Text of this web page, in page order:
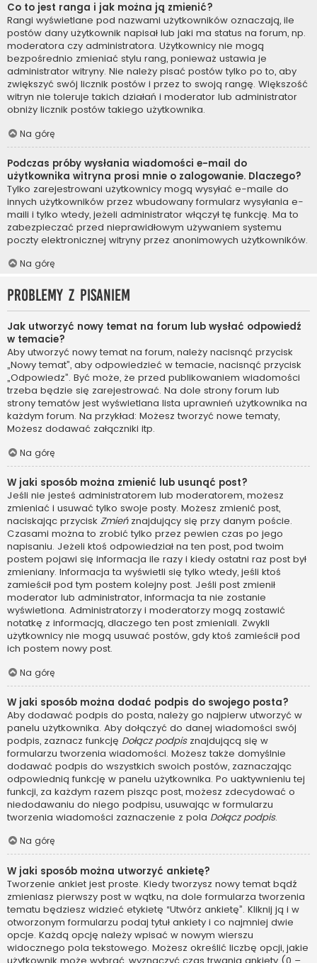
Co to jest ranga i jak można ją zmienić?
Rangi wyświetlane pod nazwami użytkowników oznaczają, ile
postów dany użytkownik napisał lub jaki ma status na forum, np.
moderatora czy administratora. Użytkownicy nie mogą
bezpośrednio zmieniać stylu rang, ponieważ ustawia je
administrator witryny. Nie należy pisać postów tylko po to, aby
zwiększyć swój licznik postów i przez to swoją rangę. Większość
witryn nie toleruje takich działań i moderator lub administrator
obniży licznik postów takiego użytkownika.
Na górę
Podczas próby wysłania wiadomości e-mail do
użytkownika witryna prosi mnie o zalogowanie. Dlaczego?
Tylko zarejestrowani użytkownicy mogą wysyłać e-maile do
innych użytkowników przez wbudowany formularz wysyłania e-
maili i tylko wtedy, jeżeli administrator włączył tę funkcję. Ma to
zabezpieczać przed nieprawidłowym używaniem systemu
poczty elektronicznej witryny przez anonimowych użytkowników.
Na górę
Problemy z pisaniem
Jak utworzyć nowy temat na forum lub wysłać odpowiedź
w temacie?
Aby utworzyć nowy temat na forum, należy nacisnąć przycisk
„Nowy temat”, aby odpowiedzieć w temacie, nacisnąć przycisk
„Odpowiedz”. Być może, że przed publikowaniem wiadomości
trzeba będzie się zarejestrować. Na dole strony forum lub
strony tematów jest wyświetlana lista uprawnień użytkownika na
każdym forum. Na przykład: Możesz tworzyć nowe tematy,
Możesz dodawać załączniki itp.
Na górę
W jaki sposób można zmienić lub usunąć post?
Jeśli nie jesteś administratorem lub moderatorem, możesz
zmieniać i usuwać tylko swoje posty. Możesz zmienić post,
naciskając przycisk Zmieńznajdujący się przy danym poście.
Czasami można to zrobić tylko przez pewien czas po jego
napisaniu. Jeżeli ktoś odpowiedział na ten post, pod twoim
postem pojawi się informacja ile razy i kiedy ostatni raz post był
zmieniany. Informacja ta wyświetli się tylko wtedy, jeśli ktoś
zamieścił pod tym postem kolejny post. Jeśli post zmienił
moderator lub administrator, informacja ta nie zostanie
wyświetlona. Administratorzy i moderatorzy mogą zostawić
notatkę z informacją, dlaczego ten post zmieniali. Zwykli
użytkownicy nie mogą usuwać postów, gdy ktoś zamieścił pod
ich postem nowy post.
Na górę
W jaki sposób można dodać podpis do swojego posta?
Aby dodawać podpis do posta, należy go najpierw utworzyć w
panelu użytkownika. Aby dołączyć do danej wiadomości swój
podpis, zaznacz funkcję Dołącz podpisznajdującą się w
formularzu tworzenia wiadomości. Możesz także domyślnie
dodawać podpis do wszystkich swoich postów, zaznaczając
odpowiednią funkcję w panelu użytkownika. Po uaktywnieniu tej
funkcji, za każdym razem pisząc post, możesz zdecydować o
niedodawaniu do niego podpisu, usuwając w formularzu
tworzenia wiadomości zaznaczenie z pola Dołącz podpis.
Na górę
W jaki sposób można utworzyć ankietę?
Tworzenie ankiet jest proste. Kiedy tworzysz nowy temat bądź
zmieniasz pierwszy post w wątku, na dole formularza tworzenia
tematu będziesz widzieć etykietę “Utwórz ankietę”. Kliknij ją i w
otworzonym formularzu podaj tytuł ankiety i co najmniej dwie
opcje. Każdą opcję należy wpisać w nowym wierszu
widocznego pola tekstowego. Możesz określić liczbę opcji, jakie
użytkownik może wybrać, wyznaczyć czas trwania ankiety (0 –